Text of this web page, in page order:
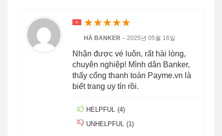
★★★★★
HÀ BANKER – 2025년 05월 16일
Nhận được vé luôn, rất hài lòng,
chuyên nghiệp! Mình dân Banker,
thấy cổng thanh toán Payme.vn là
biết trang uy tín rồi.
HELPFUL (4)
UNHELPFUL (1)